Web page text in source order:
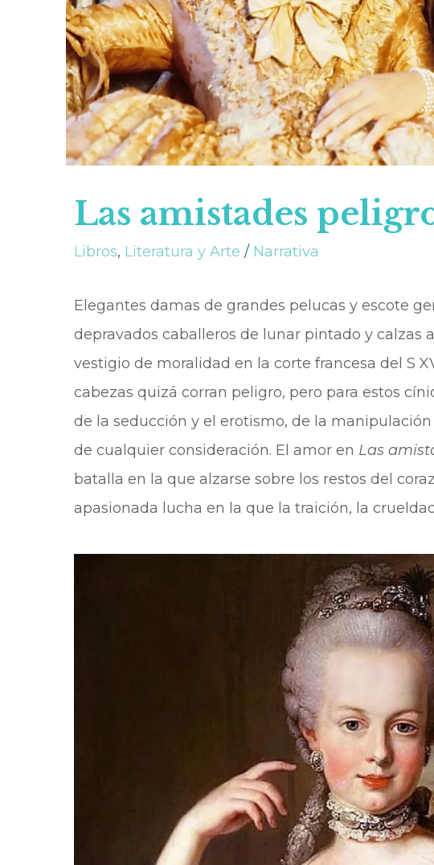
Las amistades
Libros, Literatura y Arte / Narrativa
Elegantes damas de grandes pelucas y escote
depravados caballeros de lunar pintado y calzas
vestigio de moralidad en la corte francesa del S
cabezas quizá corran peligro, pero para estos
de la seducción y el erotismo, de la
de cualquier consideración. El amor en Las
batalla en la que alzarse sobre los restos del
apasionada lucha en la que la traición, la